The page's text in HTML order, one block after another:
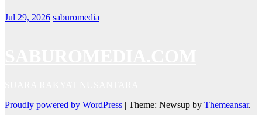
Jul 29, 2026 saburomedia
Proudly powered by WordPress | Theme: Newsup by Themeansar.